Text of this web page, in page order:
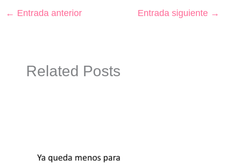
← Entrada anterior Entrada siguiente →
Related Posts